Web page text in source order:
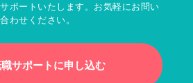
ポートいたします。お気軽にお問い
合わせください。
サポートに申し込む